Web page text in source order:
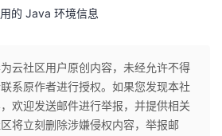
的 Java 环境信息
为云社区用户原创内容，未经允许不得
系原作者进行授权。如果您发现本社
欢迎发送邮件进行举报，并提供相关
将立刻删除涉嫌侵权内容，举报邮